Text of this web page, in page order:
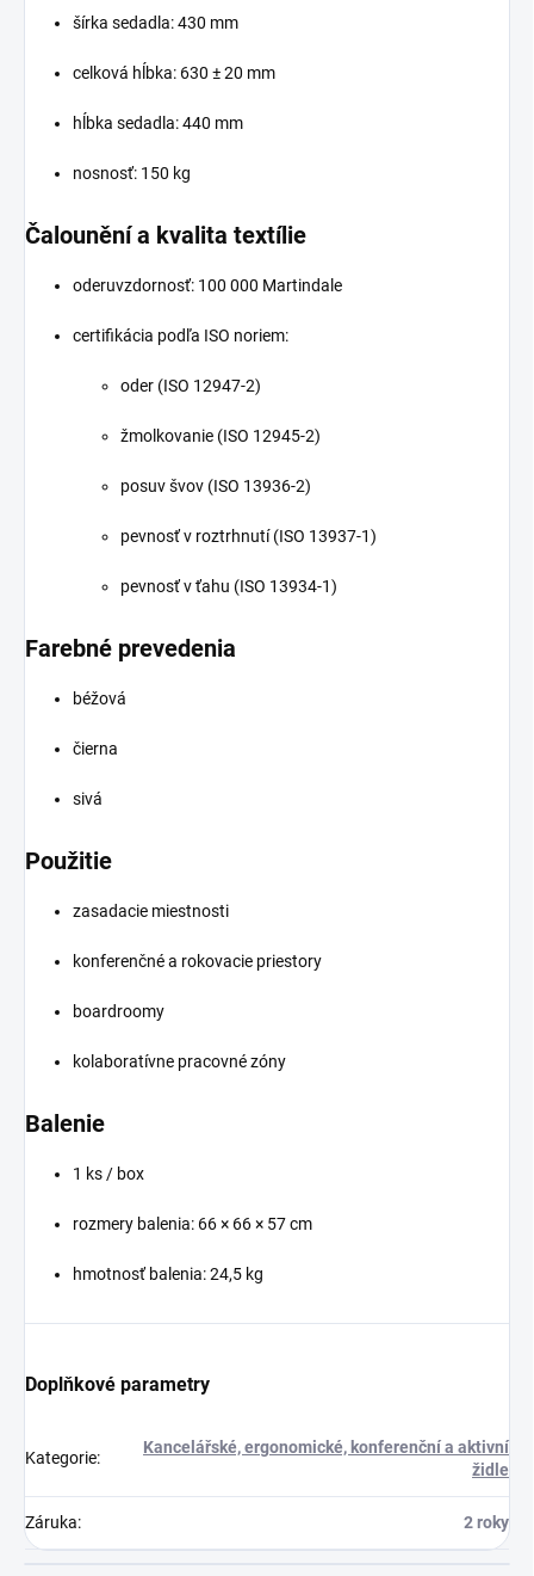
šírka sedadla: 430 mm
celková hĺbka: 630 ± 20 mm
hĺbka sedadla: 440 mm
nosnosť: 150 kg
Čalounění a kvalita textílie
oderuvzdornosť: 100 000 Martindale
certifikácia podľa ISO noriem:
oder (ISO 12947-2)
žmolkovanie (ISO 12945-2)
posuv švov (ISO 13936-2)
pevnosť v roztrhnutí (ISO 13937-1)
pevnosť v ťahu (ISO 13934-1)
Farebné prevedenia
béžová
čierna
sivá
Použitie
zasadacie miestnosti
konferenčné a rokovacie priestory
boardroomy
kolaboratívne pracovné zóny
Balenie
1 ks / box
rozmery balenia: 66 × 66 × 57 cm
hmotnosť balenia: 24,5 kg
Doplňkové parametry
Kategorie:
Kancelářské, ergonomické, konferenční a aktivní
židle
Záruka: 2 roky